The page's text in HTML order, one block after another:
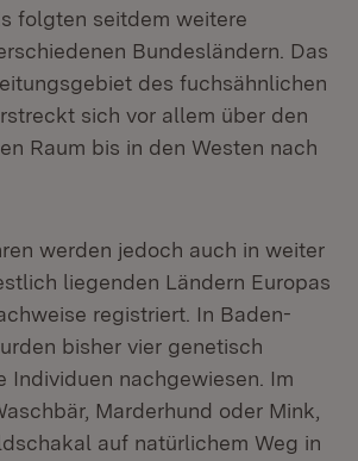
folgten seitdem weitere
Bundesländern. Das
des fuchsähnlichen
sich vor allem über den
Raum bis in den Westen nach
werden jedoch auch in weiter
liegenden Ländern Europas
registriert. In Baden-
bisher vier genetisch
Individuen nachgewiesen. Im
Marderhund oder Mink,
auf natürlichem Weg in